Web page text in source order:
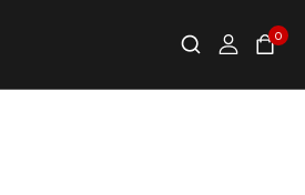
0